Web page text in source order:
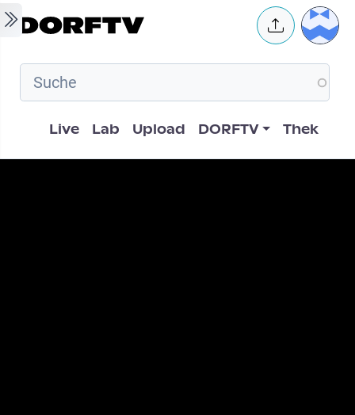
Skip to main content User
Hauptnavigation
Live Lab Upload DORFTV Thek